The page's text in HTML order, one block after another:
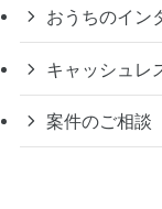
おうちのイン
キャッシュレ
案件のご相談